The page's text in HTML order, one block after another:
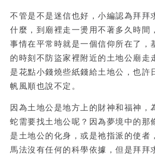
不管是不是迷信也好，小編認為拜拜
什麼，到廟裡走一燙用不著多久時間
事情在平常時就是一個信仰所在了，
的時刻不防盜家裡附近的土地公廟走
是花點小錢燒些紙錢給土地公，也許
帆風順也說不定。
因為土地公是地方上的財神和福神，
蛇需要找土地公呢？因為夢境中的那
是土地公的化身，或是祂指派的使者
馬法沒有任何的科學依據，但是拜拜